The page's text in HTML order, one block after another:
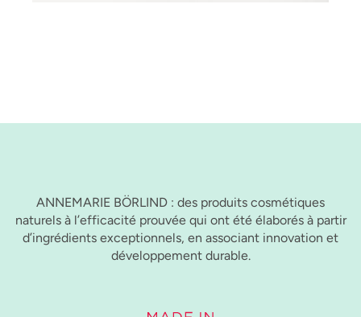
ANNEMARIE BÖRLIND : des produits cosmétiques
naturels à l’efficacité prouvée qui ont été élaborés à partir
d’ingrédients exceptionnels, en associant innovation et
développement durable.